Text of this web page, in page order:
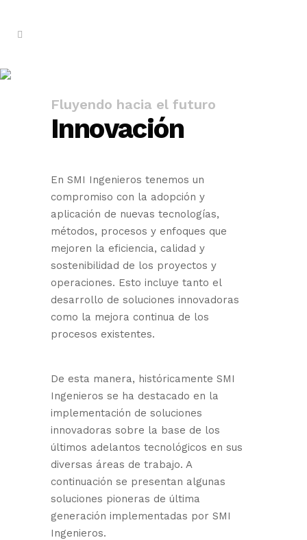
Fluyendo hacia el futuro
Innovación
En SMI Ingenieros tenemos un
compromiso con la adopción y
aplicación de nuevas tecnologías,
métodos, procesos y enfoques que
mejoren la eficiencia, calidad y
sostenibilidad de los proyectos y
operaciones. Esto incluye tanto el
desarrollo de soluciones innovadoras
como la mejora continua de los
procesos existentes.
De esta manera, históricamente SMI
Ingenieros se ha destacado en la
implementación de soluciones
innovadoras sobre la base de los
últimos adelantos tecnológicos en sus
diversas áreas de trabajo. A
continuación se presentan algunas
soluciones pioneras de última
generación implementadas por SMI
Ingenieros.